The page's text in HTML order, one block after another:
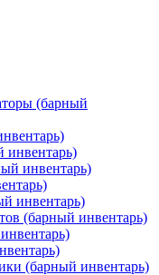
(барный
инвентарь)
инвентарь)
инвентарь)
(барный инвентарь)
(барный инвентарь)